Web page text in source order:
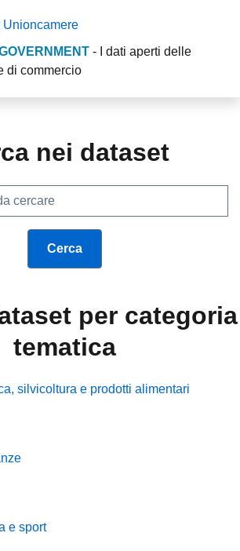
- I dati aperti delle
di commercio
nei dataset
per categoria
tematica